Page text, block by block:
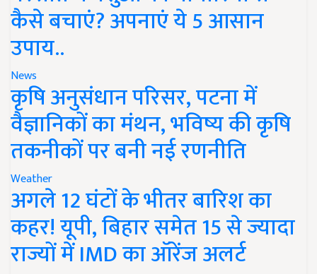
कैसे बचाएं? अपनाएं ये 5 आसान
उपाय..
News
कृषि अनुसंधान परिसर, पटना में
वैज्ञानिकों का मंथन, भविष्य की कृषि
तकनीकों पर बनी नई रणनीति
Weather
अगले 12 घंटों के भीतर बारिश का
कहर! यूपी, बिहार समेत 15 से ज्यादा
राज्यों में IMD का ऑरेंज अलर्ट